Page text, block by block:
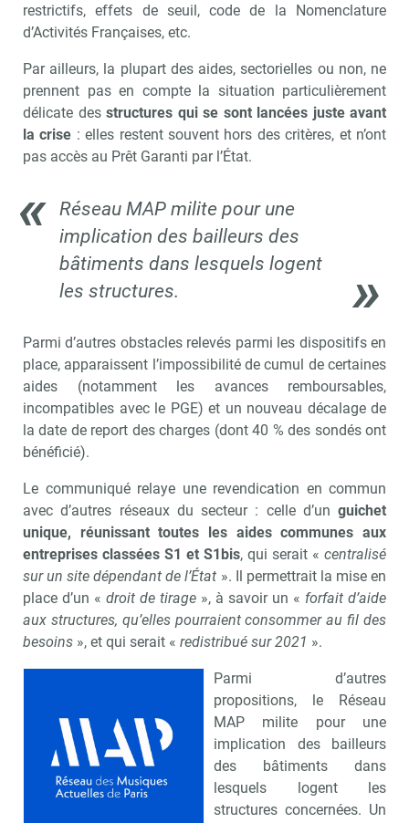
restrictifs, effets de seuil, code de la Nomenclature
d’Activités Françaises, etc.
Par ailleurs, la plupart des aides, sectorielles ou non, ne
prennent pas en compte la situation particulièrement
délicate des structures qui se sont lancées juste avant
la crise : elles restent souvent hors des critères, et n’ont
pas accès au Prêt Garanti par l’État.
Réseau MAP milite pour une
implication des bailleurs des
bâtiments dans lesquels logent
les structures.
Parmi d’autres obstacles relevés parmi les dispositifs en
place, apparaissent l’impossibilité de cumul de certaines
aides (notamment les avances remboursables,
incompatibles avec le PGE) et un nouveau décalage de
la date de report des charges (dont 40 % des sondés ont
bénéficié).
Le communiqué relaye une revendication en commun
avec d’autres réseaux du secteur : celle d’un guichet
unique, réunissant toutes les aides communes aux
entreprises classées S1 et S1bis, qui serait « centralisé
sur un site dépendant de l’État ». Il permettrait la mise en
place d’un « droit de tirage », à savoir un « forfait d’aide
aux structures, qu’elles pourraient consommer au fil des
besoins », et qui serait « redistribué sur 2021 ».
Parmi d’autres
propositions, le Réseau
MAP milite pour une
implication des bailleurs
des bâtiments dans
lesquels logent les
structures concernées. Un